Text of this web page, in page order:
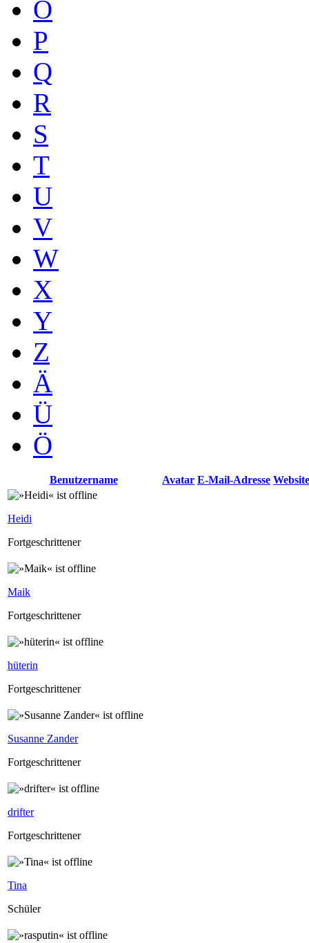
O
P
Q
R
S
T
U
V
W
X
Y
Z
Ä
Ü
Ö
Benutzername Avatar E-Mail-Adresse Website
Heidi
Fortgeschrittener
Maik
Fortgeschrittener
hüterin
Fortgeschrittener
Susanne Zander
Fortgeschrittener
drifter
Fortgeschrittener
Tina
Schüler